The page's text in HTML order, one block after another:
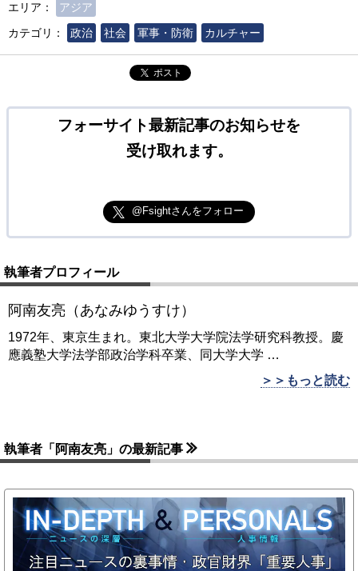
エリア：
アジア
カテゴリ：
政治 社会 軍事・防衛 カルチャー
ポスト
フォーサイト最新記事のお知らせを
受け取れます。
@Fsightさんをフォロー
執筆者プロフィール
阿南友亮（あなみゆうすけ）
1972年、東京生まれ。東北大学大学院法学研究科教授。慶
應義塾大学法学部政治学科卒業、同大学大学 …
＞＞もっと読む
執筆者「阿南友亮」の最新記事